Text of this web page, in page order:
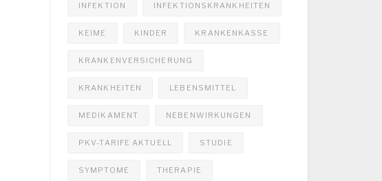
INFEKTION INFEKTIONSKRANKHEITEN
KEIME KINDER KRANKENKASSE
KRANKENVERSICHERUNG
KRANKHEITEN LEBENSMITTEL
MEDIKAMENT NEBENWIRKUNGEN
PKV-TARIFE AKTUELL STUDIE
SYMPTOME THERAPIE